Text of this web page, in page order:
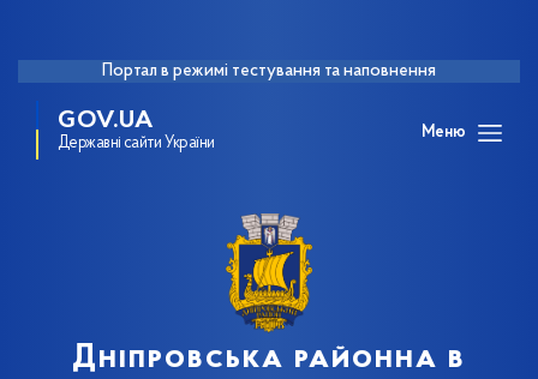
Портал в режимі тестування та наповнення
GOV.UA
Державні сайти України
Меню
Дніпровська районна в